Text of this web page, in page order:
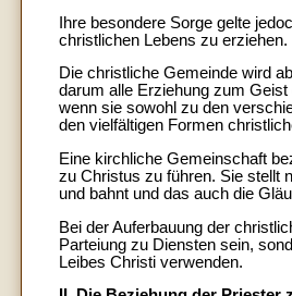
Ihre besondere Sorge gelte
christlichen Lebens zu erziehen.
Die christliche Gemeinde wird
darum alle Erziehung zum
wenn sie sowohl zu den
den vielfältigen Formen
Eine kirchliche Gemeinschaft
zu Christus zu führen. Sie stellt
und bahnt und das auch die
Bei der Auferbauung der
Parteiung zu Diensten sein,
Leibes Christi verwenden.